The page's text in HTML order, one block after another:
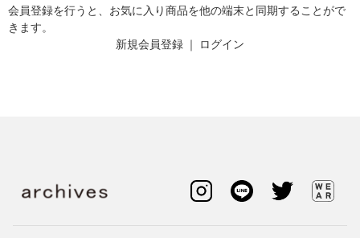
会員登録を行うと、お気に入り商品を他の端末と同期することがで
きます。
新規会員登録 ｜ ログイン